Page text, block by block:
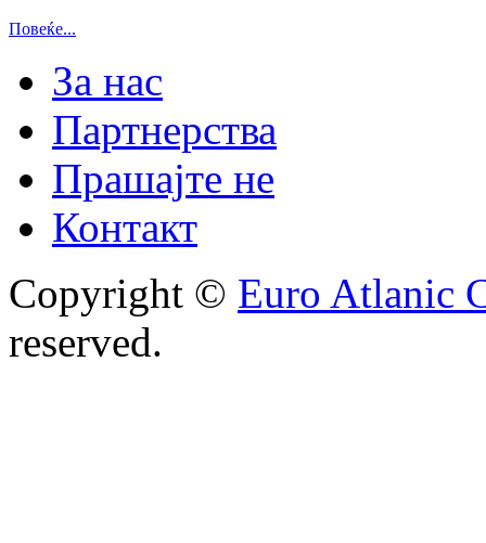
Повеќе...
За нас
Партнерства
Прашајте не
Контакт
Copyright © Euro Atlanic
reserved.